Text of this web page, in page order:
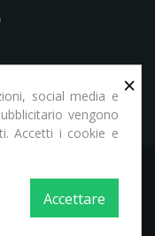
×
social media e
vengono
Accetti i cookie e
Accettare